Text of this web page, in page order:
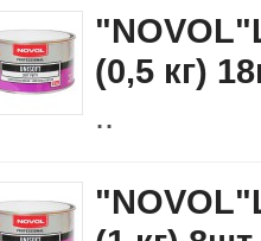
(0,5 кг)
..